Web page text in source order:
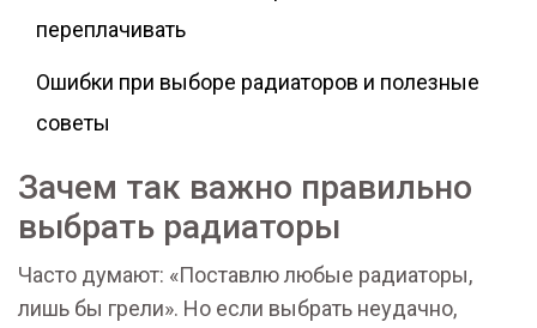
переплачивать
Ошибки при выборе радиаторов и полезные
советы
Зачем так важно правильно
выбрать радиаторы
Часто думают: «Поставлю любые радиаторы,
лишь бы грели». Но если выбрать неудачно,